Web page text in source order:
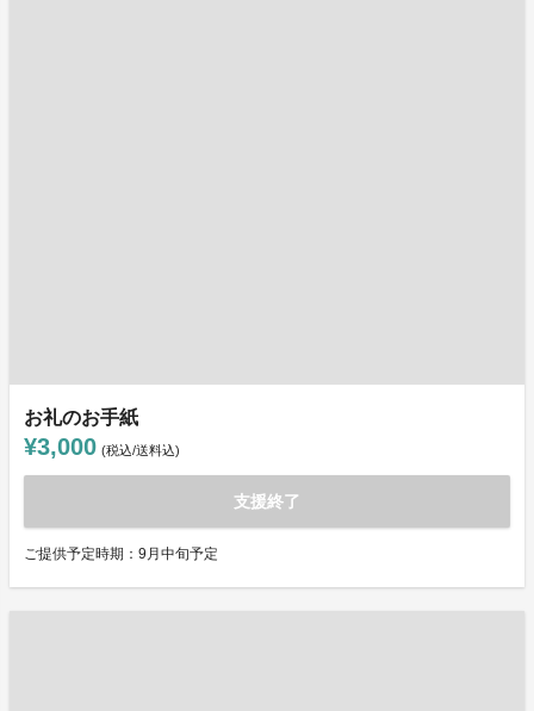
お礼のお手紙
¥3,000 (税込/送料込)
支援終了
ご提供予定時期：9月中旬予定